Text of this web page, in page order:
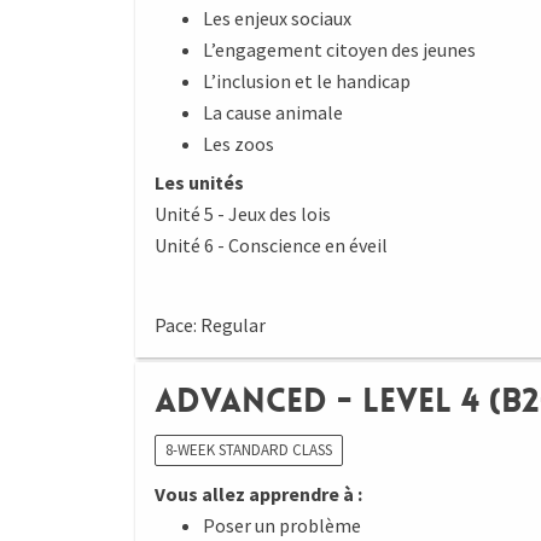
Les enjeux sociaux
L’engagement citoyen des jeunes
L’inclusion et le handicap
La cause animale
Les zoos
Les unités
Unité 5 - Jeux des lois
Unité 6 - Conscience en éveil
Pace: Regular
Advanced - Level 4
8-WEEK STANDARD CLASS
Vous allez apprendre à :
Poser un problème